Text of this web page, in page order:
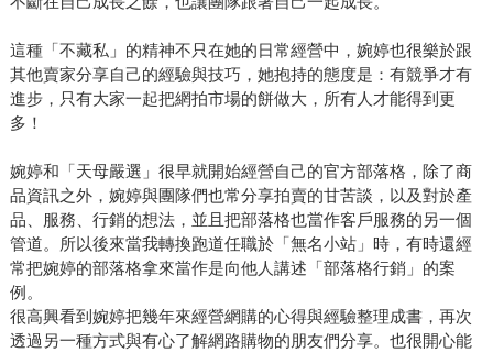
這種「不藏私」的精神不只在她的日常經營中，婉婷也很樂於跟
其他賣家分享自己的經驗與技巧，她抱持的態度是：有競爭才有
進步，只有大家一起把網拍市場的餅做大，所有人才能得到更
多！
婉婷和「天母嚴選」很早就開始經營自己的官方部落格，除了商
品資訊之外，婉婷與團隊們也常分享拍賣的甘苦談，以及對於產
品、服務、行銷的想法，並且把部落格也當作客戶服務的另一個
管道。所以後來當我轉換跑道任職於「無名小站」時，有時還經
常把婉婷的部落格拿來當作是向他人講述「部落格行銷」的案
例。
很高興看到婉婷把幾年來經營網購的心得與經驗整理成書，再次
透過另一種方式與有心了解網路購物的朋友們分享。也很開心能